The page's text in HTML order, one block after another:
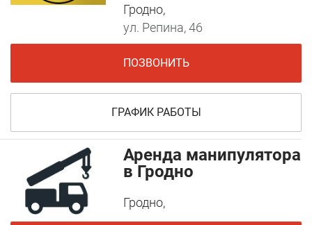
Гродно,
ул. Репина, 46
ПОЗВОНИТЬ
ГРАФИК РАБОТЫ
Аренда манипулятора
в Гродно
Гродно,